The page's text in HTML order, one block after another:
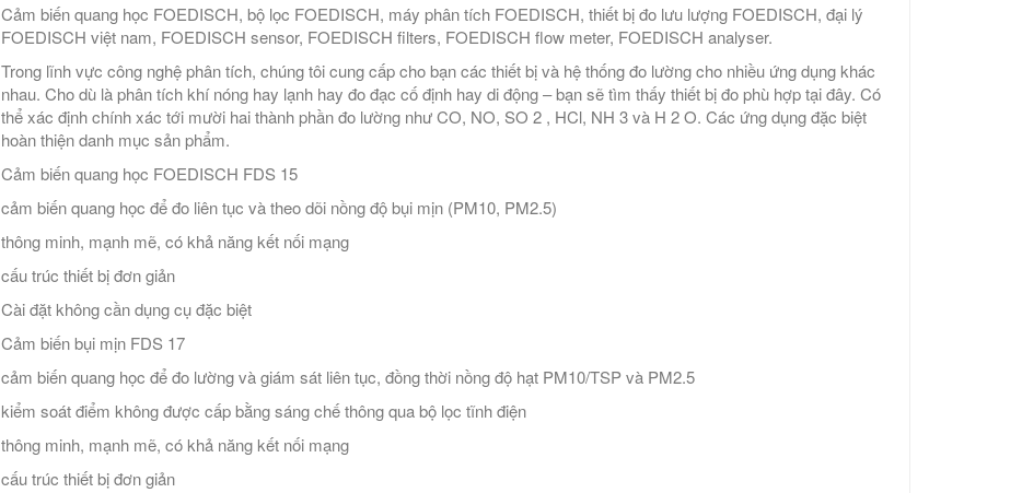
Cảm biến quang học FOEDISCH, bộ lọc FOEDISCH, máy phân tích FOEDISCH, thiết bị đo lưu lượng FOEDISCH, đại lý
FOEDISCH việt nam, FOEDISCH sensor, FOEDISCH filters, FOEDISCH flow meter, FOEDISCH analyser.
Trong lĩnh vực công nghệ phân tích, chúng tôi cung cấp cho bạn các thiết bị và hệ thống đo lường cho nhiều ứng dụng khác
nhau. Cho dù là phân tích khí nóng hay lạnh hay đo đạc cố định hay di động – bạn sẽ tìm thấy thiết bị đo phù hợp tại đây. Có
thể xác định chính xác tới mười hai thành phần đo lường như CO, NO, SO 2 , HCl, NH 3 và H 2 O. Các ứng dụng đặc biệt
hoàn thiện danh mục sản phẩm.
Cảm biến quang học FOEDISCH FDS 15
cảm biến quang học để đo liên tục và theo dõi nồng độ bụi mịn (PM10, PM2.5)
thông minh, mạnh mẽ, có khả năng kết nối mạng
cấu trúc thiết bị đơn giản
Cài đặt không cần dụng cụ đặc biệt
Cảm biến bụi mịn FDS 17
cảm biến quang học để đo lường và giám sát liên tục, đồng thời nồng độ hạt PM10/TSP và PM2.5
kiểm soát điểm không được cấp bằng sáng chế thông qua bộ lọc tĩnh điện
thông minh, mạnh mẽ, có khả năng kết nối mạng
cấu trúc thiết bị đơn giản